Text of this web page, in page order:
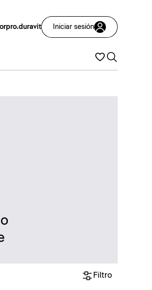
pro.duravit Iniciar sesión
Filtro